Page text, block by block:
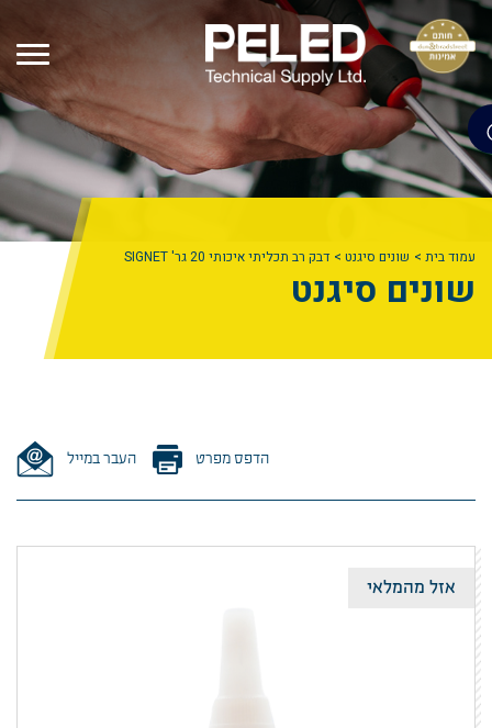
עמוד בית שונים סיגנט דבק רב תכליתי איכותי 20 גר' SIGNET
שונים סיגנט
הדפס מפרט העבר במייל
אזל מהמלאי